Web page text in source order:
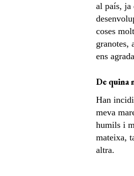
al país, ja
coses
granotes,
ens
De quina
Han
meva
humils i
mateixa,
altra.